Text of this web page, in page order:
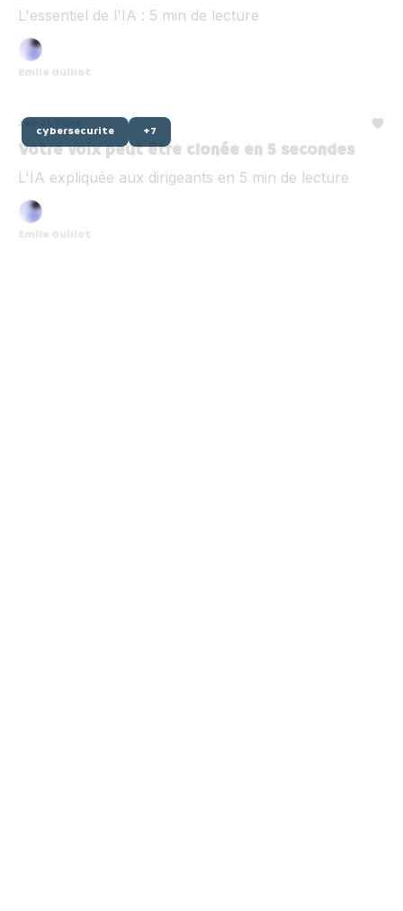
L'essentiel de l'IA : 5 min de lecture
cybersecurite +7
Jan 21, 2026
Votre voix peut être clonée en 5 secondes
L'IA expliquée aux dirigeants en 5 min de lecture